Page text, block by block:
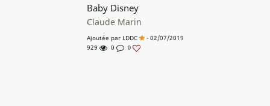
Baby Disney
Claude Marin
Ajoutée par LDDC
- 02/07/2019
929
0 0